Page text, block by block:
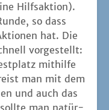
Hilfs­ak­ti­on).
so dass
hat. Die
vor­ge­stellt:
mit­hil­fe
man mit dem
und auch das